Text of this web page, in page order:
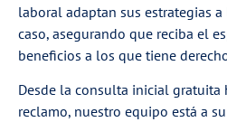
laboral adaptan sus estrategias
caso, asegurando que reciba el
beneficios a los que tiene
Desde la consulta inicial gratuita
reclamo, nuestro equipo está a